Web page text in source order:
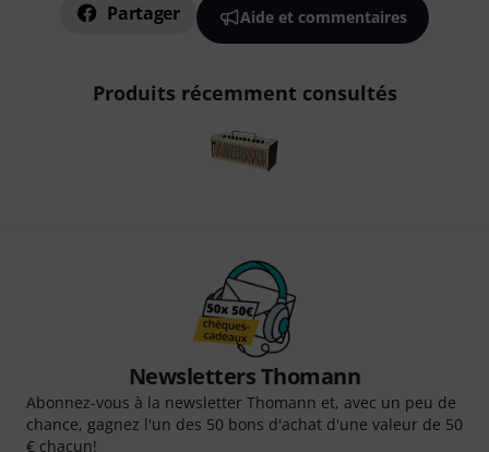
Partager Aide et commentaires
Produits récemment consultés
Newsletters Thomann
Abonnez-vous à la newsletter Thomann et, avec un peu de
chance, gagnez l'un des 50 bons d'achat d'une valeur de 50
€ chacun!